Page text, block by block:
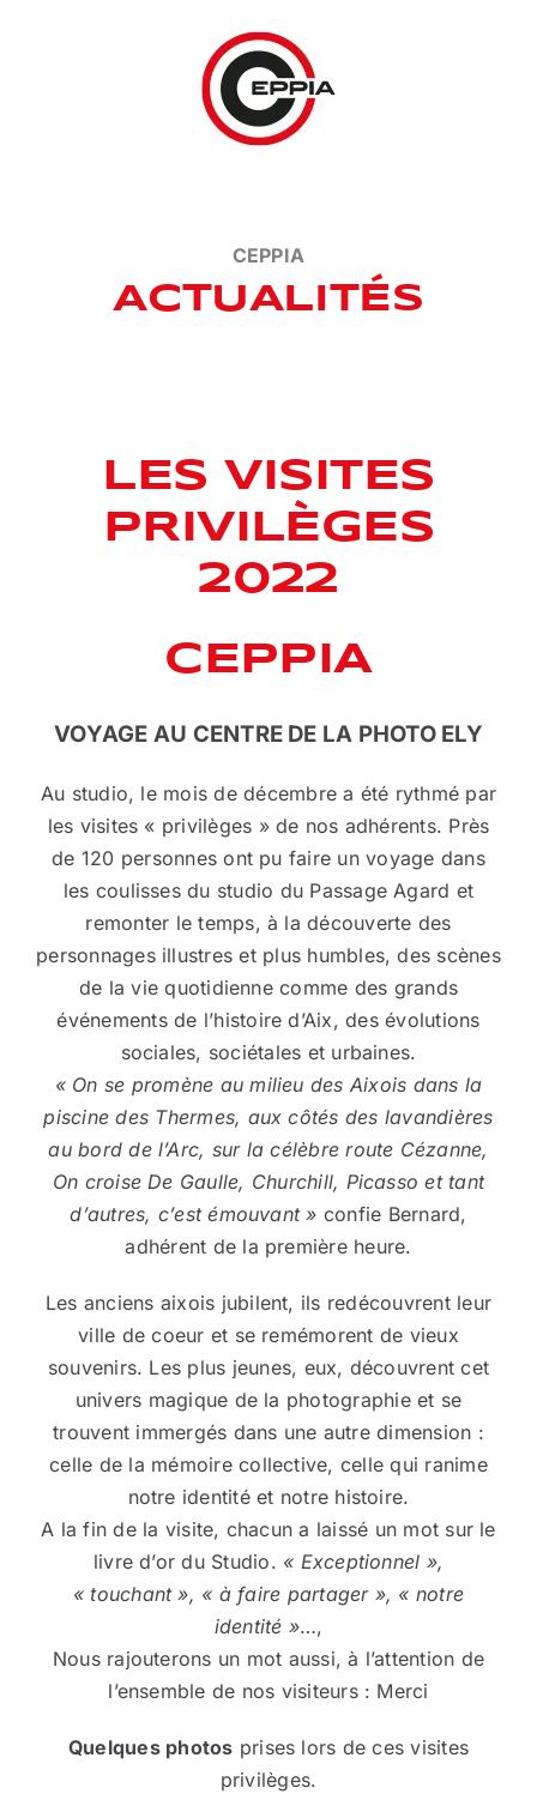
CEPPIA
ACTUALITÉS
LES VISITES
PRIVIL ÈGES
2022
CEPPIA
VOYAGE AU CENTRE DE LA PHOTO ELY
Au studio, le mois de décembre a été rythmé par
les visites « privilèges » de nos adhérents. Près
de 120 personnes ont pu faire un voyage dans
les coulisses du studio du Passage Agard et
remonter le temps, à la découverte des
personnages illustres et plus humbles, des scènes
de la vie quotidienne comme des grands
événements de l’histoire d’Aix, des évolutions
sociales, sociétales et urbaines.
« On se promène au milieu des Aixois dans la
piscine des Thermes, aux côtés des lavandières
au bord de l’Arc, sur la célèbre route Cézanne,
On croise De Gaulle, Churchill, Picasso et tant
d’autres, c’est émouvant » confie Bernard,
adhérent de la première heure.
Les anciens aixois jubilent, ils redécouvrent leur
ville de coeur et se remémorent de vieux
souvenirs. Les plus jeunes, eux, découvrent cet
univers magique de la photographie et se
trouvent immergés dans une autre dimension :
celle de la mémoire collective, celle qui ranime
notre identité et notre histoire.
A la fin de la visite, chacun a laissé un mot sur le
livre d’or du Studio. « Exceptionnel »,
« touchant », « à faire partager », « notre
identité »…,
Nous rajouterons un mot aussi, à l’attention de
l’ensemble de nos visiteurs : Merci
Quelques photos prises lors de ces visites
privilèges.